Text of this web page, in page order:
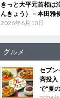
きっと大平元首相
んきょう）－本田雅
2026年6月10日
グルメ
セブン
斉投
で“夏